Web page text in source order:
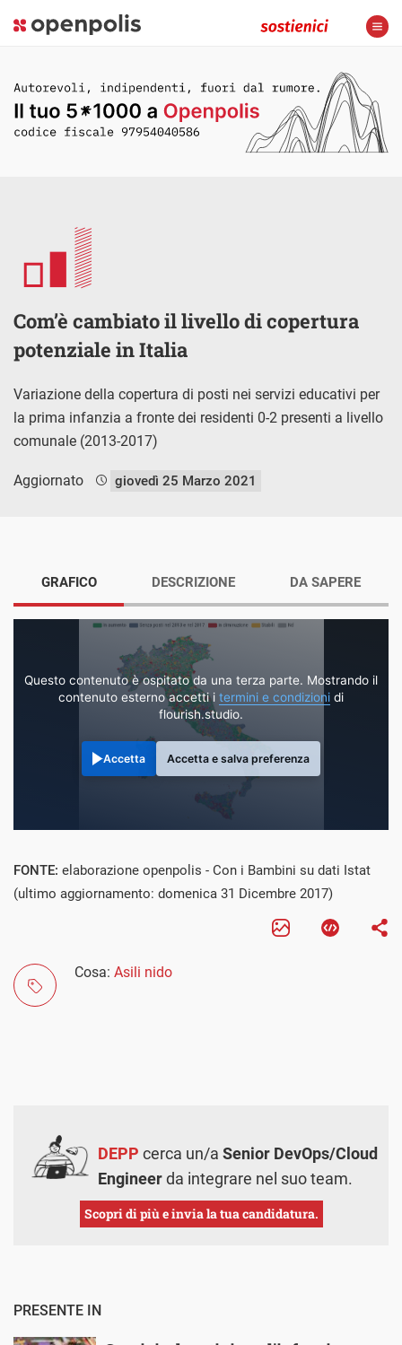
Com’è cambiato il livello di copertura
potenziale in Italia
Variazione della copertura di posti nei servizi educativi per
la prima infanzia a fronte dei residenti 0-2 presenti a livello
comunale (2013-2017)
Aggiornato giovedì 25 Marzo 2021
GRAFICO
Questo contenuto è ospitato da una terza parte. Mostrando il
contenuto esterno accetti i termini e condizioni di
flourish.studio.
Accetta Accetta e salva preferenza
DESCRIZIONE DA SAPERE
FONTE: elaborazione openpolis - Con i Bambini su dati Istat
(ultimo aggiornamento: domenica 31 Dicembre 2017)
Cosa: Asili nido
DEPP cerca un/a Senior DevOps/Cloud
Engineerda integrare nel suo team.
Scopri di più e invia la tua candidatura.
PRESENTE IN